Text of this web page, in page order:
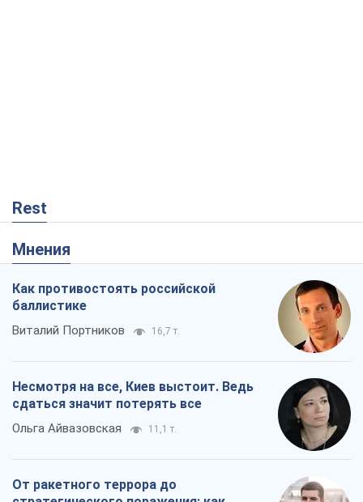
Rest
Мнения
Как противостоять российской
баллистике
Виталий Портников 16,7 т.
Несмотря на все, Киев выстоит. Ведь
сдаться значит потерять все
Ольга Айвазовская 11,1 т.
От ракетного террора до